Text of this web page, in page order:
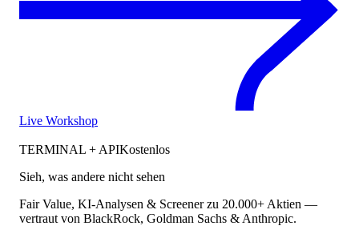
Live Workshop
TERMINAL + APIKostenlos
Sieh, was andere nicht sehen
Fair Value, KI-Analysen & Screener zu 20.000+ Aktien —
vertraut von BlackRock, Goldman Sachs & Anthropic.